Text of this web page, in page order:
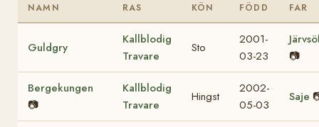
NAMN RAS KÖN FÖDD FAR
Guldgry
Kallblodig
Travare
Sto
2001-
03-23
📷
Bergekungen
📷
Kallblodig
Travare
Hingst
2002-
05-03
Saje